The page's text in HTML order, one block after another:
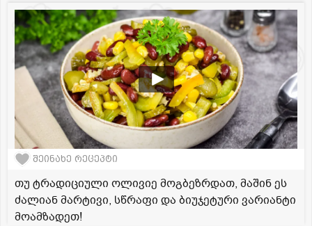
შეინახე რეცეპტი
თუ ტრადიციული ოლივიე მოგბეზრდათ, მაშინ ეს
ძალიან მარტივი, სწრაფი და ბიუჯეტური ვარიანტი
მოამზადეთ!